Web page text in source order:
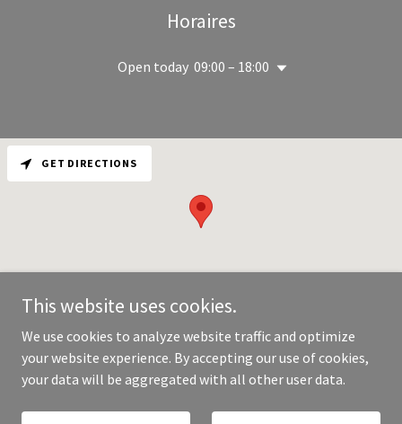
Horaires
Open today 09:00 – 18:00
GET DIRECTIONS
Copyright © 2026 Unlimited Services - All Rights Reserved.
This website uses cookies.
We use cookies to analyze website traffic and optimize
your website experience. By accepting our use of cookies,
your data will be aggregated with all other user data.